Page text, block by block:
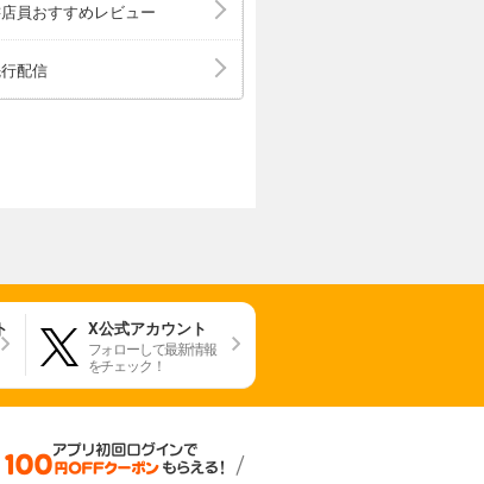
員おすすめレビュー
配信
X公式アカウント
フォローして最新情報
をチェック！